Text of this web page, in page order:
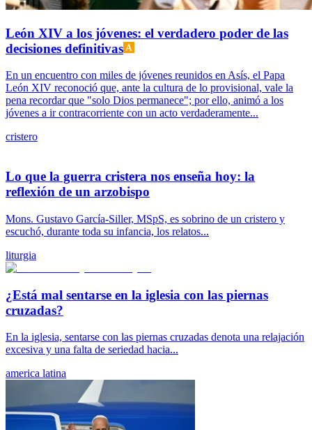
León XIV a los jóvenes: el verdadero poder de las
decisiones definitivas
En un encuentro con miles de jóvenes reunidos en Asís, el Papa
León XIV reconoció que, ante la cultura de lo provisional, vale la
pena recordar que "solo Dios permanece"; por ello, animó a los
jóvenes a ir contracorriente con un acto verdaderamente...
cristero
Lo que la guerra cristera nos enseña hoy: la
reflexión de un arzobispo
Mons. Gustavo García-Siller, MSpS, es sobrino de un cristero y
escuchó, durante toda su infancia, los relatos...
liturgia
¿Está mal sentarse en la iglesia con las piernas
cruzadas?
En la iglesia, sentarse con las piernas cruzadas denota una relajación
excesiva y una falta de seriedad hacia...
america latina